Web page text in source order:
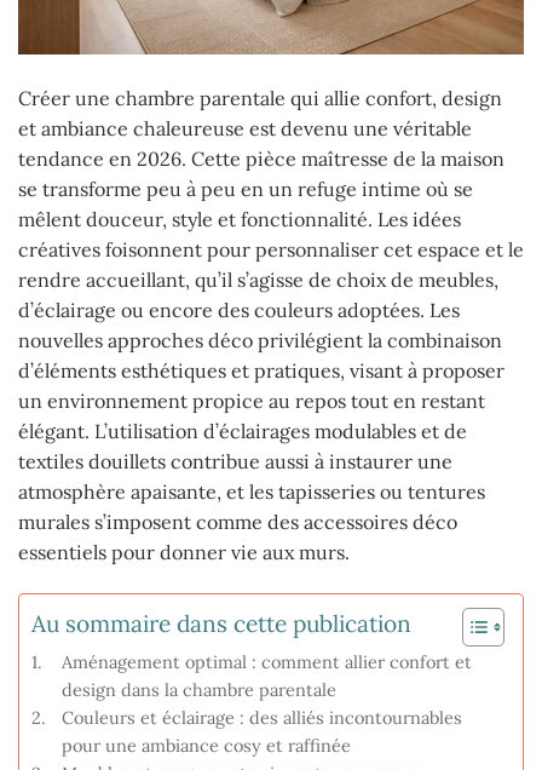
Créer une chambre parentale qui allie confort, design
et ambiance chaleureuse est devenu une véritable
tendance en 2026. Cette pièce maîtresse de la maison
se transforme peu à peu en un refuge intime où se
mêlent douceur, style et fonctionnalité. Les idées
créatives foisonnent pour personnaliser cet espace et le
rendre accueillant, qu’il s’agisse de choix de meubles,
d’éclairage ou encore des couleurs adoptées. Les
nouvelles approches déco privilégient la combinaison
d’éléments esthétiques et pratiques, visant à proposer
un environnement propice au repos tout en restant
élégant. L’utilisation d’éclairages modulables et de
textiles douillets contribue aussi à instaurer une
atmosphère apaisante, et les tapisseries ou tentures
murales s’imposent comme des accessoires déco
essentiels pour donner vie aux murs.
Au sommaire dans cette publication
Aménagement optimal : comment allier confort et
design dans la chambre parentale
Couleurs et éclairage : des alliés incontournables
pour une ambiance cosy et raffinée